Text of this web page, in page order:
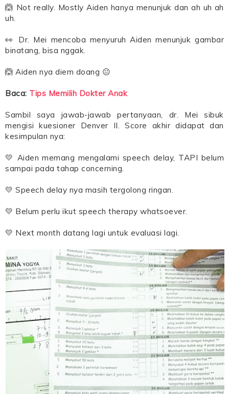
🙆 Not really. Mostly Aiden hanya menunjuk dan ah uh ah
uh.
👀 Dr. Mei mencoba menyuruh Aiden menunjuk gambar
binatang, bisa nggak.
🙆 Aiden nya diem doang 😐
Baca: Tips Memilih Dokter Anak
Sambil saya jawab-jawab pertanyaan, dr. Mei sibuk
mengisi kuesioner Denver II. Score akhir didapat dan
kesimpulan nya:
💛 Aiden memang mengalami speech delay, TAPI belum
sampai pada tahap concerning.
💛 Speech delay nya masih tergolong ringan.
💛 Belum perlu ikut speech therapy whatsoever.
💛 Next month datang lagi untuk evaluasi lagi.